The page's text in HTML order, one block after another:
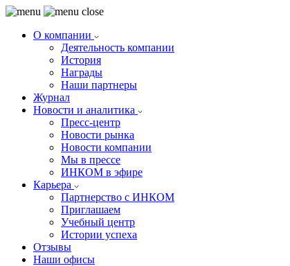
О компании
Деятельность компании
История
Награды
Наши партнеры
Журнал
Новости и аналитика
Пресс-центр
Новости рынка
Новости компании
Мы в прессе
ИНКОМ в эфире
Карьера
Партнерство с ИНКОМ
Приглашаем
Учебный центр
Истории успеха
Отзывы
Наши офисы